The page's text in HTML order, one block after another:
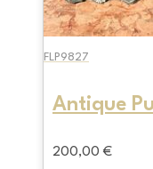
FLP9827
Antique
200,00 €